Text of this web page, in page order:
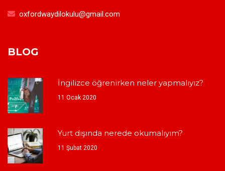
oxfordwaydilokulu@gmail.com
BLOG
İngilizce öğrenirken neler yapmalıyız?
11 Ocak 2020
Yurt dışında nerede okumalıyım?
11 Şubat 2020